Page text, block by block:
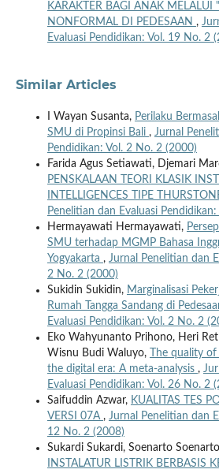
KARAKTER BAGI ANAK MELALUI
NONFORMAL DI PEDESAAN ,
Evaluasi Pendidikan: Vol. 19 No. 2
Similar Articles
I Wayan Susanta, Perilaku
SMU di Propinsi Bali , Jurnal
Pendidikan: Vol. 2 No. 2 (2000)
Farida Agus Setiawati, Djemari
PENSKALAAN TEORI KLASIK
INTELLIGENCES TIPE
Penelitian dan Evaluasi
Hermayawati Hermayawati,
SMU terhadap MGMP Bahasa
Yogyakarta , Jurnal Penelitian dan
2 No. 2 (2000)
Sukidin Sukidin, Marginalisasi
Rumah Tangga Sandang di
Evaluasi Pendidikan: Vol. 2 No. 2
Eko Wahyunanto Prihono, Heri
Wisnu Budi Waluyo,
The quality
the digital era: A meta-analysis ,
Evaluasi Pendidikan: Vol. 26 No. 2
Saifuddin Azwar, KUALITAS TES
VERSI 07A , Jurnal Penelitian dan
12 No. 2 (2008)
Sukardi Sukardi, Soenarto
INSTALATUR LISTRIK BERBASIS